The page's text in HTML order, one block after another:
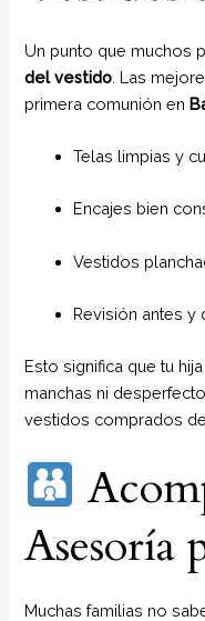
Un punto que muchos
del vestido . Las
primera comunión en
Telas limpias y
Encajes bien
Vestidos
Revisión antes y
Esto significa que tu
manchas ni
vestidos comprados
Asesoría
Muchas familias no